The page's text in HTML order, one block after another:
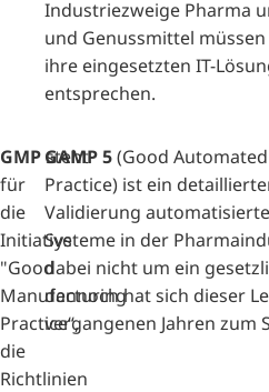
Industriezweige Pharma
und Genussmittel
ihre eingesetzten IT-
entsprechen.
GMPsteht
für
die
Initiative
"Good
Manufacturing
Practice“,
die
Richtlinien
GAMP 5(Good
Practice) ist ein
Validierung
Systeme in der
dabei nicht um ein
dennoch hat sich dieser
vergangenen Jahren zum